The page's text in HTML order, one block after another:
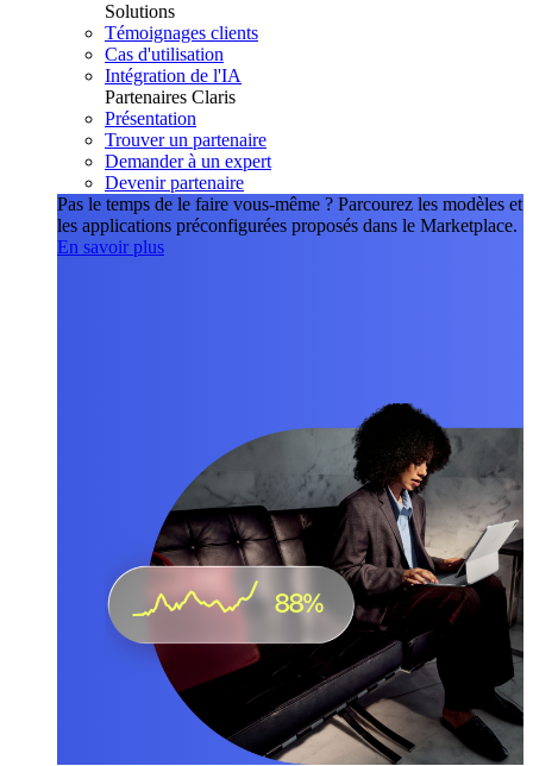
Solutions
Témoignages clients
Cas d'utilisation
Intégration de l'IA
Partenaires Claris
Présentation
Trouver un partenaire
Demander à un expert
Devenir partenaire
Pas le temps de le faire vous-même ? Parcourez les modèles et
les applications préconfigurées proposés dans le Marketplace.
En savoir plus